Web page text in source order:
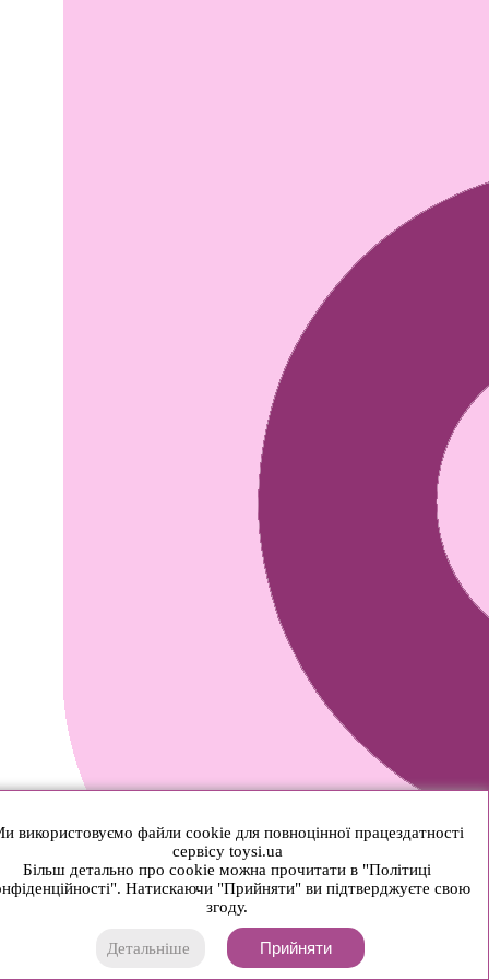
використовуємо файли cookie для повноцінної працездатності
сервісу toysi.ua
Більш детально про cookie можна прочитати в "Політиці
Натискаючи "Прийняти" ви підтверджуєте свою
згоду.
Детальніше Прийняти